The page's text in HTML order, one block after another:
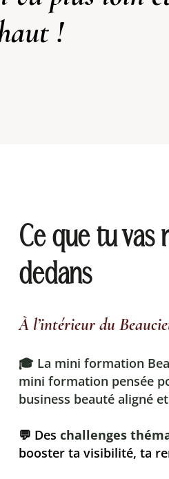
!
Ce que tu vas
dedans
À l’intérieur du
🎓 La mini formation
mini formation pensée
business beauté aligné
💬 Des challenges
booster ta visibilité, ta